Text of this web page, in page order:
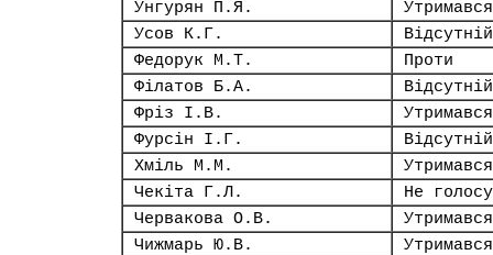
Унгурян П.Я.
Утримався
Усов К.Г.
Відсутній
Федорук М.Т.
Проти
Філатов Б.А.
Відсутній
Фріз І.В.
Утримався
Фурсін І.Г.
Відсутній
Хміль М.М.
Утримався
Чекіта Г.Л.
Не
Червакова О.В.
Утримався
Чижмарь Ю.В.
Утримався